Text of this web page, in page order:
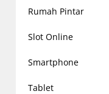
Rumah Pintar
Slot Online
Smartphone
Tablet